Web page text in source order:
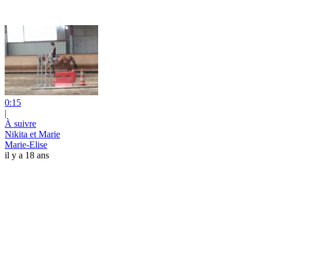
0:15
|
À suivre
Nikita et Marie
Marie-Elise
il y a 18 ans